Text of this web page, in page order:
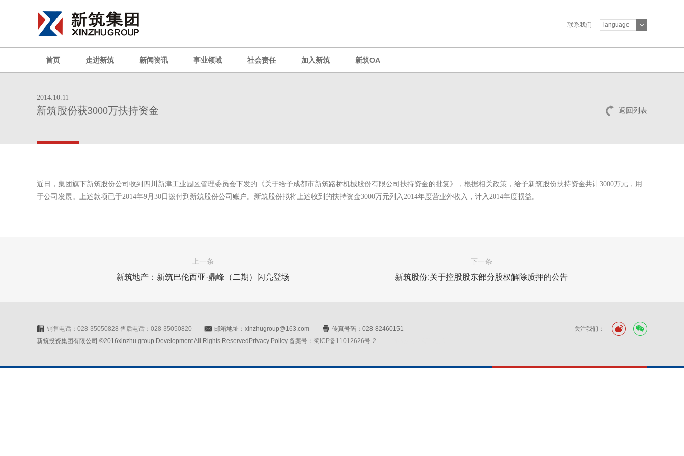
联系我们 language
首页 走进新筑 新闻资讯 事业领域 社会责任 加入新筑 新筑OA
返回列表
2014.10.11
新筑股份获3000万扶持资金
近日，集团旗下新筑股份公司收到四川新津工业园区管理委员会下发的《关于给予成都市新筑路桥机械股份有限公司扶持资金的批复》，根据相关政策，给予新筑股份扶持资金共计3000万元，用
于公司发展。上述款项已于2014年9月30日拨付到新筑股份公司账户。新筑股份拟将上述收到的扶持资金3000万元列入2014年度营业外收入，计入2014年度损益。
上一条
新筑地产：新筑巴伦西亚·鼎峰（二期）闪亮登场
下一条
新筑股份:关于控股股东部分股权解除质押的公告
关注我们：
销售电话：028-35050828 售后电话：028-35050820 邮箱地址：xinzhugroup@163.com
传真号码：028-82460151
新筑投资集团有限公司 ©2016xinzhu group Development All Rights ReservedPrivacy Policy 备案号：蜀ICP备11012626号-2